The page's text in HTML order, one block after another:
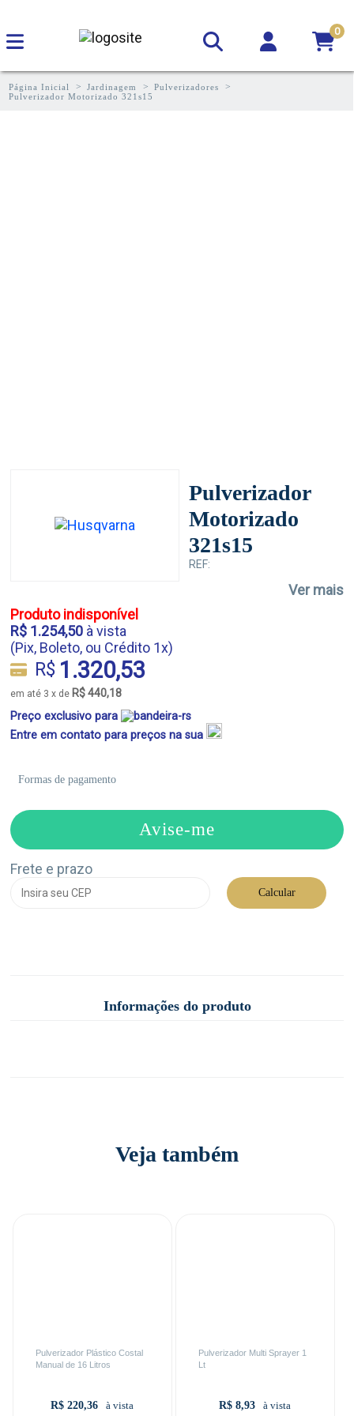
0
Página Inicial Jardinagem
Pulverizadores
Pulverizador Motorizado 321s15
Pulverizador
Motorizado
321s15
REF:
Ver mais
Produto indisponível
R$ 1.254,50 à vista
(Pix, Boleto, ou Crédito 1x)
R$ 1.320,53
em até 3 x de R$ 440,18
Preço exclusivo para
Entre em contato para preços na sua
Formas de pagamento
Avise-me
Frete e prazo
Calcular
Informações do produto
Veja também
Pulverizador Plástico Costal
Manual de 16 Litros
R$ 220,36 à vista
Pulverizador Multi Sprayer 1
Lt
R$ 8,93 à vista